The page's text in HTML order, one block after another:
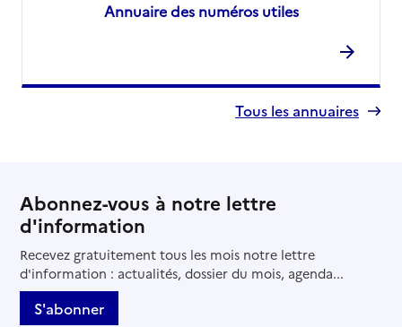
Annuaire des numéros utiles
Tous les annuaires
Abonnez-vous à notre lettre
d'information
Recevez gratuitement tous les mois notre lettre
d'information : actualités, dossier du mois, agenda...
S'abonner